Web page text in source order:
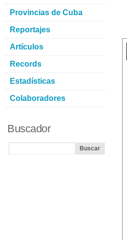
Provincias de Cuba
Reportajes
Artículos
Records
Estadísticas
Colaboradores
Buscador